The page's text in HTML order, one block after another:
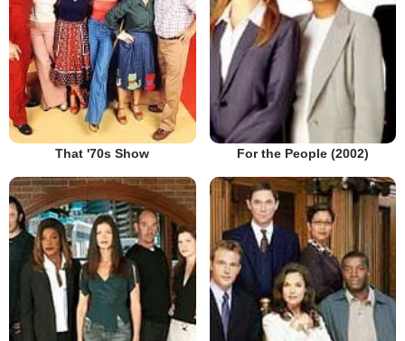
That '70s Show For the People (2002)